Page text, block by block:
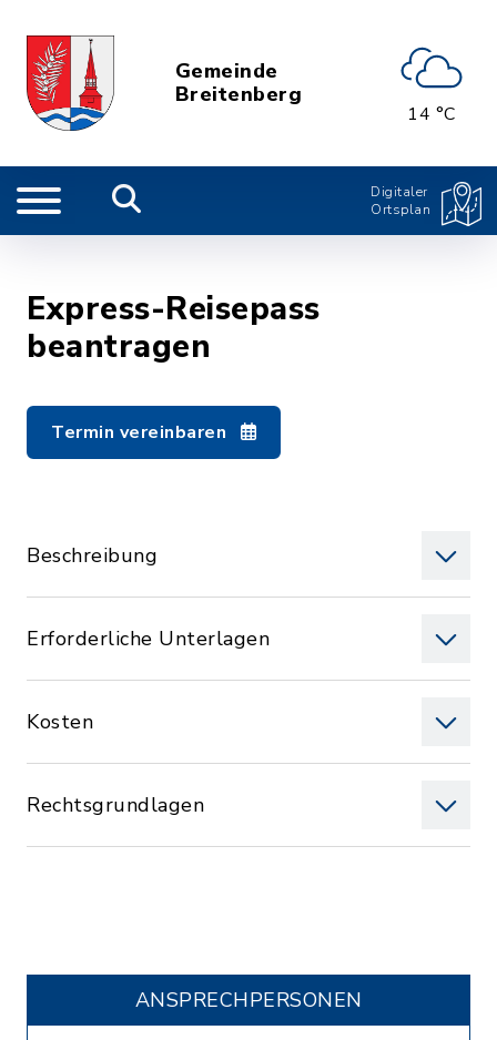
Gemeinde
Breitenberg
14 °C
Digitaler
Ortsplan
Express-Reisepass
beantragen
Termin vereinbaren
Beschreibung
Erforderliche Unterlagen
Kosten
Rechtsgrundlagen
ANSPRECHPERSONEN